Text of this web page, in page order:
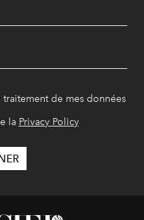
de mes données
la Privacy Policy